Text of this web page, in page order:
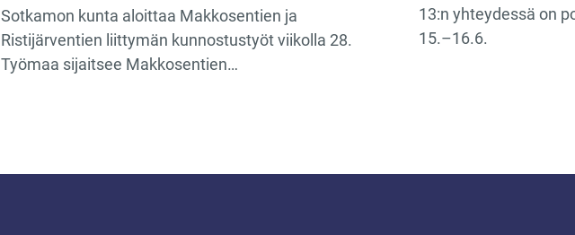
Sotkamon kunta aloittaa Makkosentien ja
Ristijärventien liittymän kunnostustyöt viikolla 28.
Työmaa sijaitsee Makkosentien…
13:n yhteydessä on
15.–16.6.